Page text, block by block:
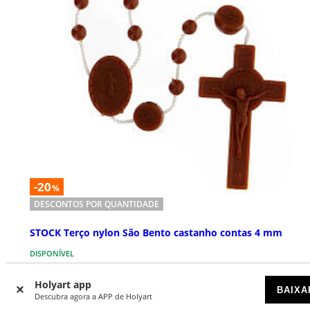
Holyart app
Descubra agora a APP de Holyart
-20%
DESCONTOS POR QUANTIDADE
STOCK Terço nylon São Bento castanho contas 4 mm
DISPONÍVEL
Preço a partir de